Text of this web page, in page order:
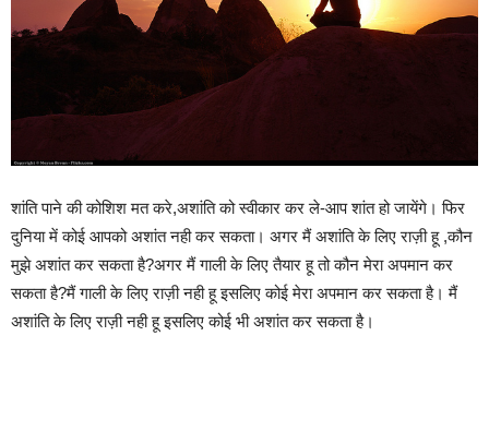
शांति पाने की कोशिश मत करे,अशांति को स्वीकार कर ले-आप शांत हो जायेंगे। फिर
दुनिया में कोई आपको अशांत नही कर सकता। अगर मैं अशांति के लिए राज़ी हू ,कौन
मुझे अशांत कर सकता है?अगर मैं गाली के लिए तैयार हू तो कौन मेरा अपमान कर
सकता है?मैं गाली के लिए राज़ी नही हू इसलिए कोई मेरा अपमान कर सकता है। मैं
अशांति के लिए राज़ी नही हू इसलिए कोई भी अशांत कर सकता है।